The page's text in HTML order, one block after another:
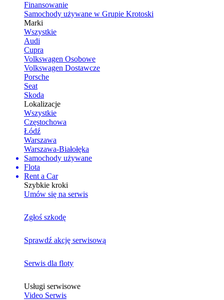
Finansowanie
Samochody używane w Grupie Krotoski
Marki
Wszystkie
Audi
Cupra
Volkswagen Osobowe
Volkswagen Dostawcze
Porsche
Seat
Skoda
Lokalizacje
Wszystkie
Częstochowa
Łódź
Warszawa
Warszawa-Białołęka
Samochody używane
Flota
Rent a Car
Szybkie kroki
Umów się na serwis
Zgłoś szkodę
Sprawdź akcję serwisową
Serwis dla floty
Usługi serwisowe
Video Serwis